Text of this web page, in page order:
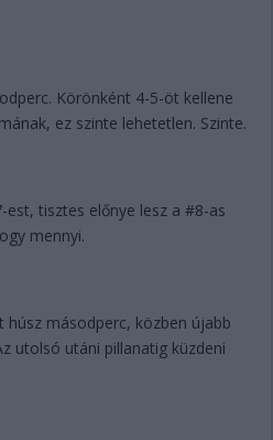
Körönként 4-5-öt kellene
ez szinte lehetetlen. Szinte.
tisztes előnye lesz a #8-as
mennyi.
húsz másodperc, közben újabb
utolsó utáni pillanatig küzdeni